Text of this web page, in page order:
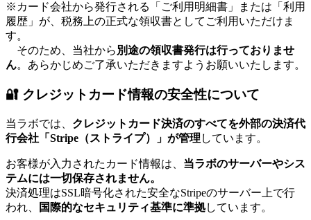
※カード会社から発行される「ご利用明細書」または「利用
履歴」が、税務上の正式な領収書としてご利用いただけま
す。
そのため、当社から別途の領収書発行は行っておりませ
ん。あらかじめご了承いただきますようお願いいたします。
🔐 クレジットカード情報の安全性について
当ラボでは、 クレジットカード決済のすべてを外部の決済代
行会社「Stripe（ストライプ）」が管理 しています。
お客様が入力されたカード情報は、 当ラボのサーバーやシス
テムには一切保存されません。
決済処理はSSL暗号化された安全なStripeのサーバー上で行
われ、
国際的なセキュリティ基準に準拠しています。